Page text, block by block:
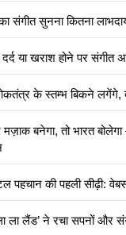
संगीत सुनना कितना
या खराश होने पर संगीत
के स्तम्भ बिकने लगेंगे,
बनेगा, तो भारत
पहचान की पहली सीढ़ी:
ला लैंड’ ने रचा सपनों और